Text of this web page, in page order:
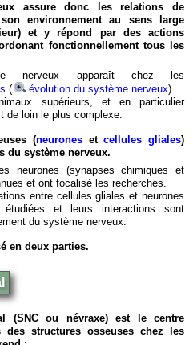
assure donc les relations de
environnement au sens large
et y répond par des actions
fonctionnellement tous les
nerveux apparaît chez les
( évolution du système nerveux).
supérieurs, et en particulier
de loin le plus complexe.
(neuronesetcellules gliales)
du système nerveux.
neurones (synapses chimiques et
et ont focalisé les recherches.
entre cellules gliales et neurones
et leurs interactions sont
du système nerveux.
en deux parties.
(SNC ou névraxe) est le centre
des structures osseuses chez les